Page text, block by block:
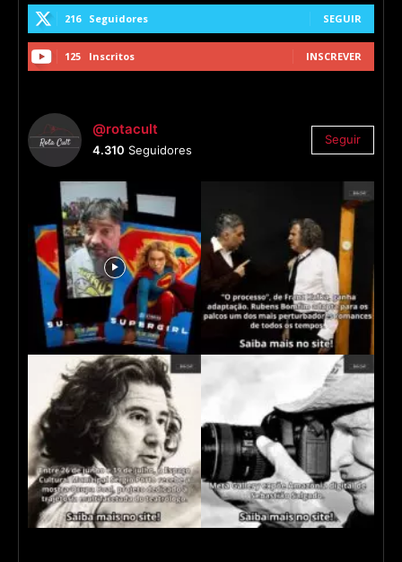
216 Seguidores SEGUIR
125 Inscritos INSCREVER
@rotacult
4.310 Seguidores
Seguir